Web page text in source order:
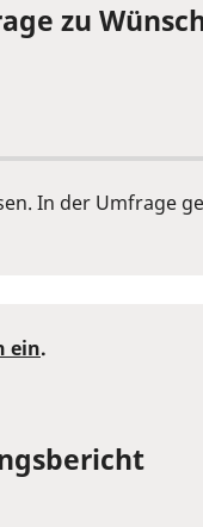
zu
In der Umfrage
ein.